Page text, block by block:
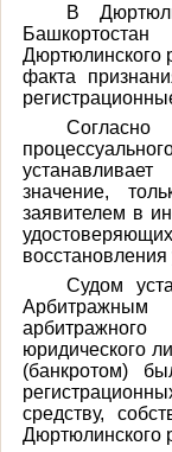
В
Дюртюлинского
факта
значение,
заявителем в
Судом
юридического
(банкротом)
средству,
Дюртюлинского